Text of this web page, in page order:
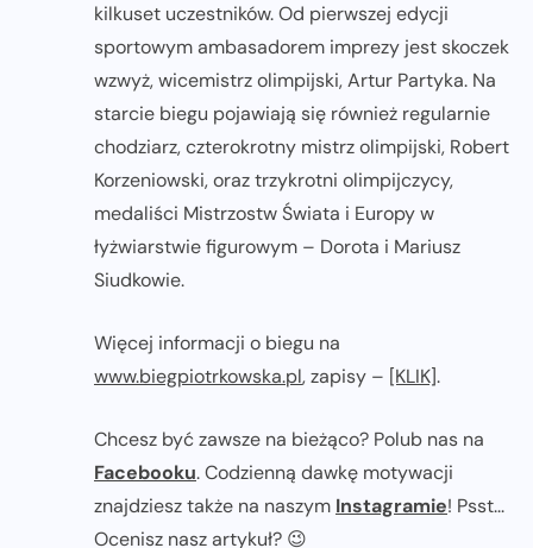
kilkuset uczestników. Od pierwszej edycji
sportowym ambasadorem imprezy jest skoczek
wzwyż, wicemistrz olimpijski, Artur Partyka. Na
starcie biegu pojawiają się również regularnie
chodziarz, czterokrotny mistrz olimpijski, Robert
Korzeniowski, oraz trzykrotni olimpijczycy,
medaliści Mistrzostw Świata i Europy w
łyżwiarstwie figurowym – Dorota i Mariusz
Siudkowie.
Więcej informacji o biegu na
www.biegpiotrkowska.pl, zapisy – [KLIK].
Chcesz być zawsze na bieżąco? Polub nas na
Facebooku. Codzienną dawkę motywacji
znajdziesz także na naszym Instagramie! Psst...
Ocenisz nasz artykuł? 😉